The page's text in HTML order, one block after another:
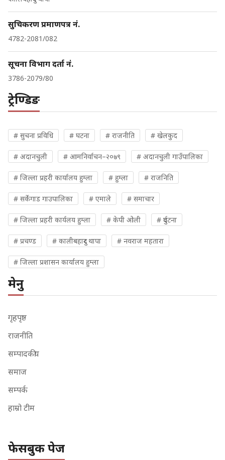
सुचिकरण प्रमाणपत्र नं.
4782-2081/082
सूचना विभाग दर्ता नं.
3786-2079/80
ट्रेण्डिङ
# सुचना प्रविधि # घटना # राजनीति # खेलकुद
# अदानचुली # आमनिर्वाचन–२०७९ # अदानचुली गाउँपालिका
# जिल्ला प्रहरी कार्यालय हुम्ला # हुम्ला # राजनिति
# सर्केगाड गाउपालिका # एमाले # समाचार
# जिल्ला प्रहरी कार्यलय हुम्ला # केपी ओली # दुर्घटना
# प्रचण्ड # कालीबहादुर थापा # नवराज महतारा
# जिल्ला प्रशासन कार्यालय हुम्ला
मेनु
गृहपृष्ठ
राजनीति
सम्पादकीय
समाज
सम्पर्क
हाम्रो टीम
फेसबुक पेज